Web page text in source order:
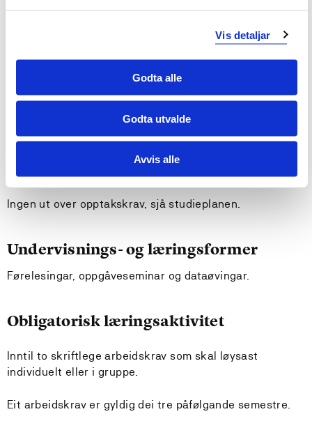
Vis detaljar
Godta alle
Godta utvalde
Avvis alle
kan lese vitskapelege artiklar der statistikk vert
forstår sterke og svake sider ved statistiske analyser
Krav til forkunnskapar
Ingen ut over opptakskrav, sjå studieplanen.
Tilrådde forkunnskapar
Ingen ut over opptakskrav, sjå studieplanen.
Undervisnings- og læringsformer
Førelesingar, oppgåveseminar og dataøvingar.
Obligatorisk læringsaktivitet
Inntil to skriftlege arbeidskrav som skal løysast
individuelt eller i gruppe.
Eit arbeidskrav er gyldig dei tre påfølgande semestre.